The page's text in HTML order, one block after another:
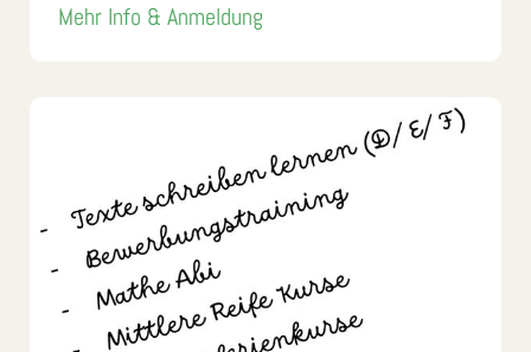
Mehr Info & Anmeldung